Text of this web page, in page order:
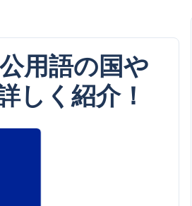
用語の国や
しく紹介！